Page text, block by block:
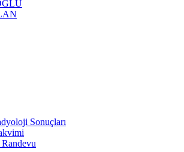
Sonuçları